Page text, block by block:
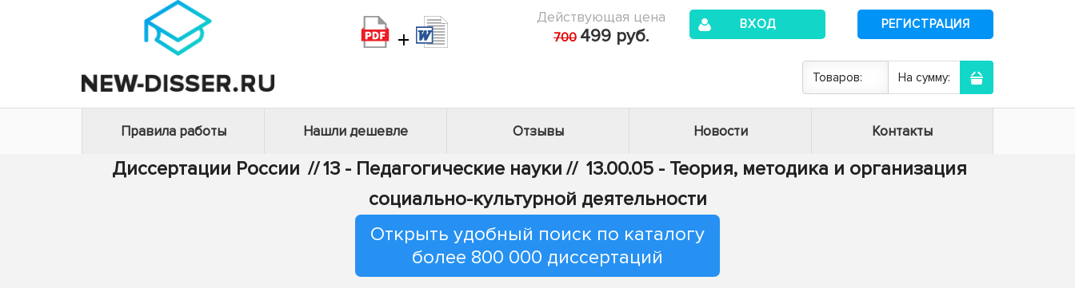
+
Действующая цена
700 499 руб.
ВХОД РЕГИСТРАЦИЯ
Товаров: На сумму:
Правила работы Нашли дешевле Отзывы Новости Контакты
Диссертации России //13 - Педагогические науки // 13.00.05 - Теория, методика и организация
социально-культурной деятельности
Открыть удобный поиск по каталогу
более 800 000 диссертаций